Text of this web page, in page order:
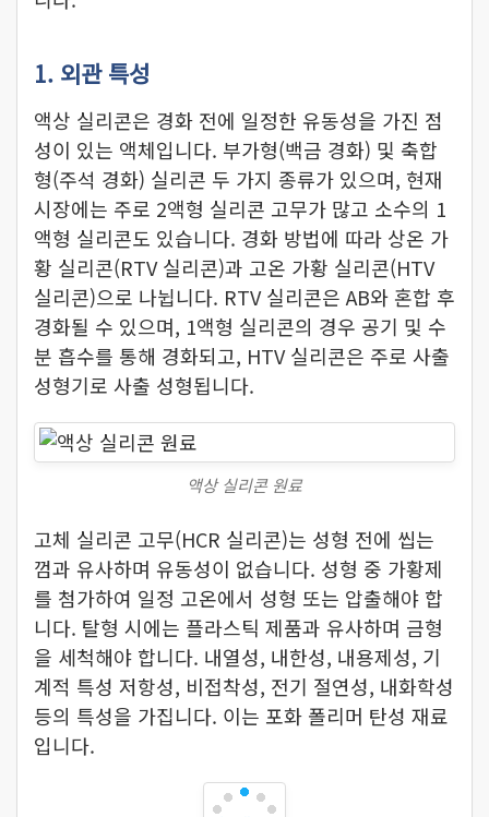
1. 외관 특성
액상 실리콘은 경화 전에 일정한 유동성을 가진 점
성이 있는 액체입니다. 부가형(백금 경화) 및 축합
형(주석 경화) 실리콘 두 가지 종류가 있으며, 현재
시장에는 주로 2액형 실리콘 고무가 많고 소수의 1
액형 실리콘도 있습니다. 경화 방법에 따라 상온 가
황 실리콘(RTV 실리콘)과 고온 가황 실리콘(HTV
실리콘)으로 나뉩니다. RTV 실리콘은 AB와 혼합 후
경화될 수 있으며, 1액형 실리콘의 경우 공기 및 수
분 흡수를 통해 경화되고, HTV 실리콘은 주로 사출
성형기로 사출 성형됩니다.
액상 실리콘 원료
고체 실리콘 고무(HCR 실리콘)는 성형 전에 씹는
껌과 유사하며 유동성이 없습니다. 성형 중 가황제
를 첨가하여 일정 고온에서 성형 또는 압출해야 합
니다. 탈형 시에는 플라스틱 제품과 유사하며 금형
을 세척해야 합니다. 내열성, 내한성, 내용제성, 기
계적 특성 저항성, 비접착성, 전기 절연성, 내화학성
등의 특성을 가집니다. 이는 포화 폴리머 탄성 재료
입니다.